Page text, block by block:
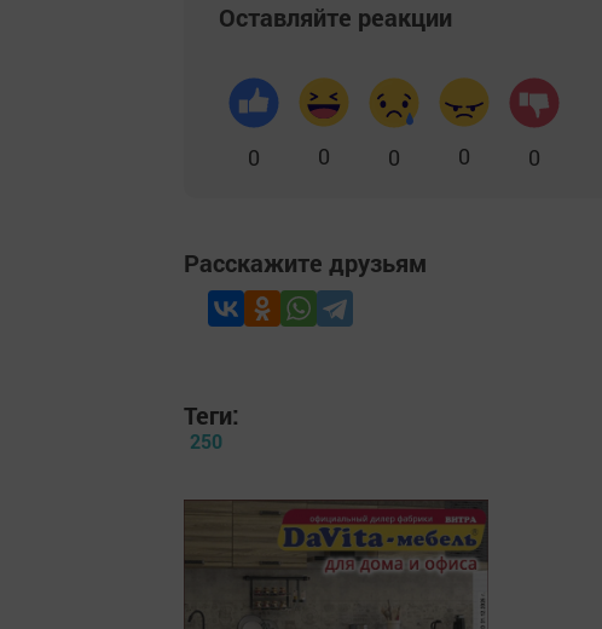
Оставляйте реакции
0 0 0 0 0
Расскажите друзьям
Теги:
250